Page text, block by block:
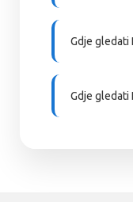
Gdje gledati
Gdje gledati